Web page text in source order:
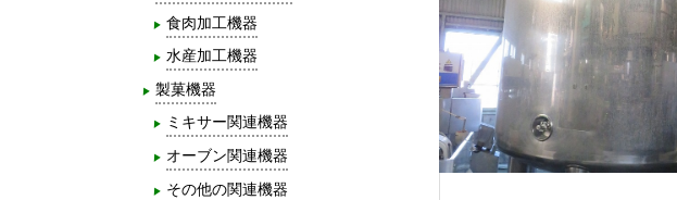
食肉加工機器
水産加工機器
製菓機器
ミキサー関連機器
オーブン関連機器
その他の関連機器